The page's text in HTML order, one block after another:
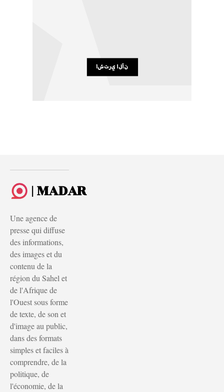
| MADAR
Une agence de
presse qui diffuse
des informations,
des images et du
contenu de la
région du Sahel et
de l'Afrique de
l'Ouest sous forme
de texte, de son et
d'image au public,
dans des formats
simples et faciles à
comprendre, de la
politique, de
l'économie, de la